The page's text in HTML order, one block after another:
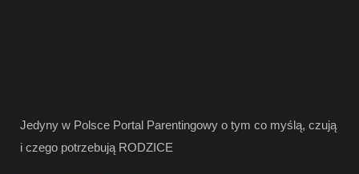
Jedyny w Polsce Portal Parentingowy o tym co myślą, czują
i czego potrzebują RODZICE